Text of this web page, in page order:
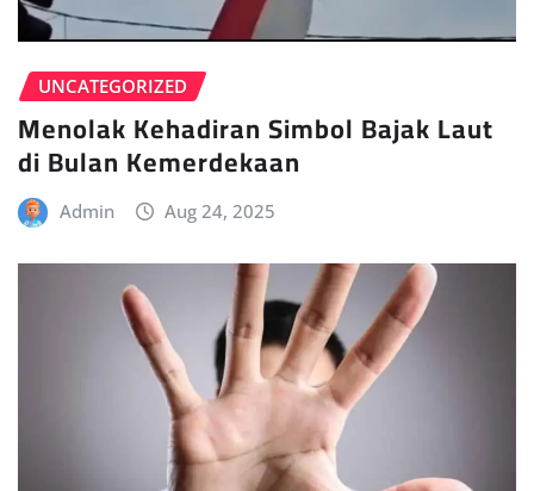
UNCATEGORIZED
Menolak Kehadiran Simbol Bajak Laut
di Bulan Kemerdekaan
Admin Aug 24, 2025